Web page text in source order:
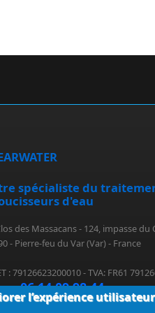
spécialiste du
d'eau
des Massacans - 124, impasse du
- Pierre-feu du Var (Var) - France
: 79126623200010 - TVA: FR61
06.14.09.98.44
l’expérience